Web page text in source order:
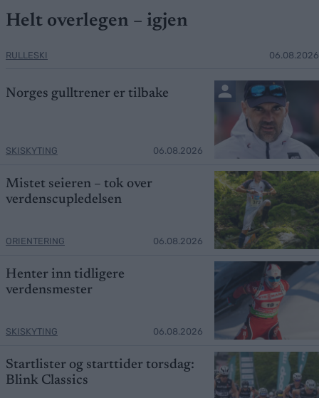
Helt overlegen – igjen
RULLESKI 06.08.2026
Norges gulltrener er tilbake
SKISKYTING 06.08.2026
Mistet seieren – tok over
verdenscupledelsen
ORIENTERING 06.08.2026
Henter inn tidligere
verdensmester
SKISKYTING 06.08.2026
Startlister og starttider torsdag:
Blink Classics